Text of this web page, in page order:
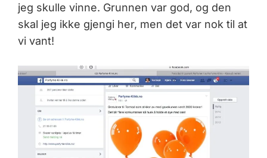
jeg skulle vinne. Grunnen var god, og den
skal jeg ikke gjengi her, men det var nok til at
vi vant!